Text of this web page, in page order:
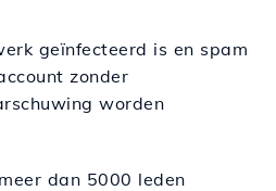
geïnfecteerd is en spam
zonder
worden
dan 5000 leden